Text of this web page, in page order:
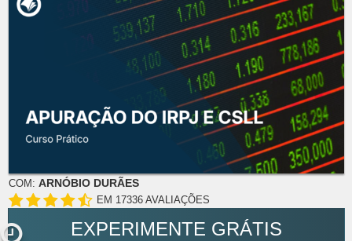
COM: ARNÓBIO DURÃES
EM 17336 AVALIAÇÕES
EXPERIMENTE GRÁTIS